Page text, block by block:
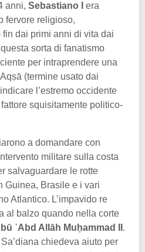
anni, Sebastiano I
era
fervore religioso,
dai primi anni di vita dai
sorta di fanatismo
per intraprendere una
(termine usato dai
l’estremo occidente
squisitamente politico-
a domandare con
militare sulla costa
salvaguardare le rotte
Guinea, Brasile e i vari
Atlantico. L’impavido re
al balzo quando nella corte
ʿAbd Allāh Muḥammad II .
chiedeva aiuto per